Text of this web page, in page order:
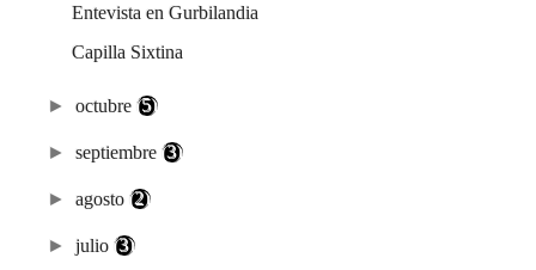
Entevista en Gurbilandia
Capilla Sixtina
►octubre(5)
►septiembre(3)
►agosto(2)
►julio(3)